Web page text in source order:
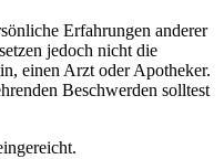
Erfahrungen anderer
jedoch nicht die
einen Arzt oder Apotheker.
Beschwerden solltest